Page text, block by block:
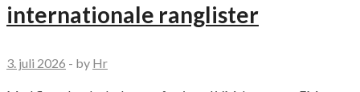
internationale ranglister
3. juli 2026 - by Hr